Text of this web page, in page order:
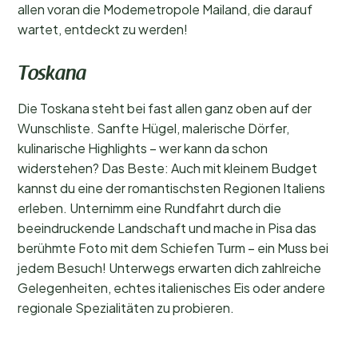
allen voran die Modemetropole Mailand, die darauf
wartet, entdeckt zu werden!
Toskana
Die Toskana steht bei fast allen ganz oben auf der
Wunschliste. Sanfte Hügel, malerische Dörfer,
kulinarische Highlights – wer kann da schon
widerstehen? Das Beste: Auch mit kleinem Budget
kannst du eine der romantischsten Regionen Italiens
erleben. Unternimm eine Rundfahrt durch die
beeindruckende Landschaft und mache in Pisa das
berühmte Foto mit dem Schiefen Turm – ein Muss bei
jedem Besuch! Unterwegs erwarten dich zahlreiche
Gelegenheiten, echtes italienisches Eis oder andere
regionale Spezialitäten zu probieren.